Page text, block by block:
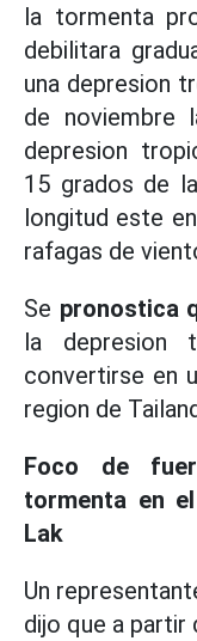
la tormenta
debilitara
una depresion
de noviembre
depresion
15 grados de
longitud este
rafagas de
Se pronostica
la depresion
convertirse en
region de
Foco de
tormenta en
Lak
Un
dijo que a partir